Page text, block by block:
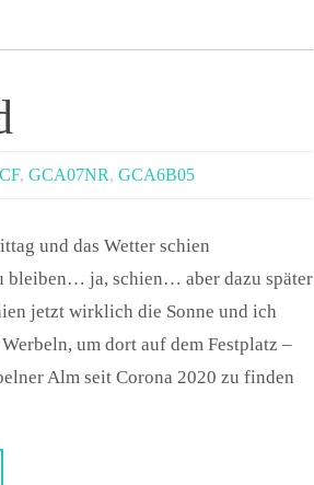
, GCA07NR, GCA6B05
und das Wetter schien
bleiben… ja, schien… aber dazu später
jetzt wirklich die Sonne und ich
um dort auf dem Festplatz –
Alm seit Corona 2020 zu finden